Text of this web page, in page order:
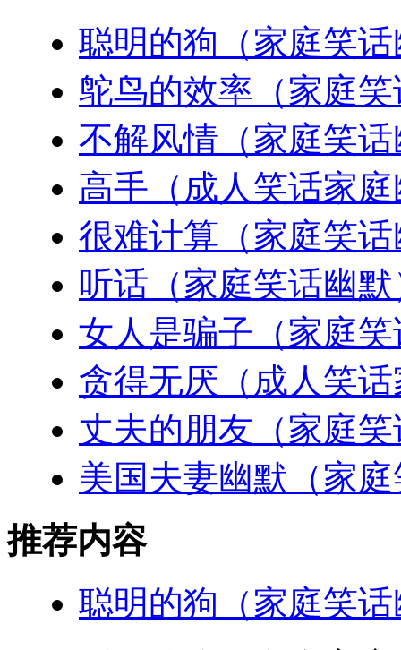
聪明的狗（家庭笑
鸵鸟的效率（家庭
不解风情（家庭笑
高手（成人笑话家
很难计算（家庭笑
听话（家庭笑话幽默
女人是骗子（家庭
贪得无厌（成人笑
丈夫的朋友（家庭
美国夫妻幽默（家
推荐内容
聪明的狗（家庭笑